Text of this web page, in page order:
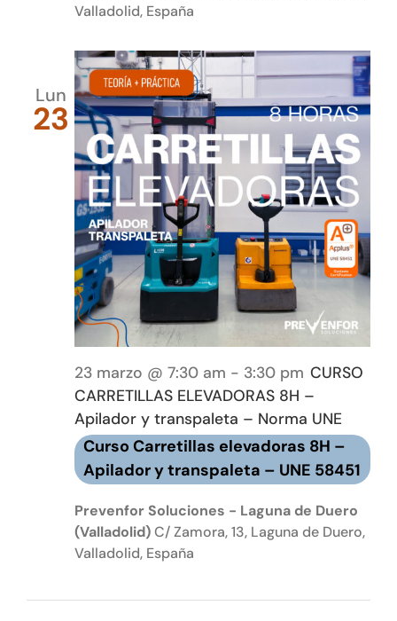
Valladolid, España
Lun
23
23 marzo @ 7:30 am - 3:30 pm CURSO
CARRETILLAS ELEVADORAS 8H –
Apilador y transpaleta – Norma UNE
Curso Carretillas elevadoras 8H –
Apilador y transpaleta – UNE 58451
Prevenfor Soluciones - Laguna de Duero
(Valladolid)C/ Zamora, 13, Laguna de Duero,
Valladolid, España